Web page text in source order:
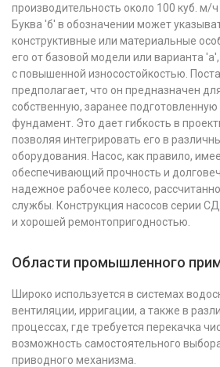
производительность около 100 куб. м/
Буква 'б' в обозначении может
конструктивные или материальные
его от базовой модели или варианта
с повышенной износостойкостью.
предполагает, что он предназначен
собственную, заранее
фундамент. Это дает гибкость в
позволяя интегрировать его в
оборудования. Насос, как правило,
обеспечивающий прочность и
надежное рабочее колесо,
службы. Конструкция насосов серии
и хорошей ремонтопригодностью.
Области промышленного
Широко используется в системах
вентиляции, ирригации, а также в
процессах, где требуется перекачка
возможность самостоятельного
приводного механизма.